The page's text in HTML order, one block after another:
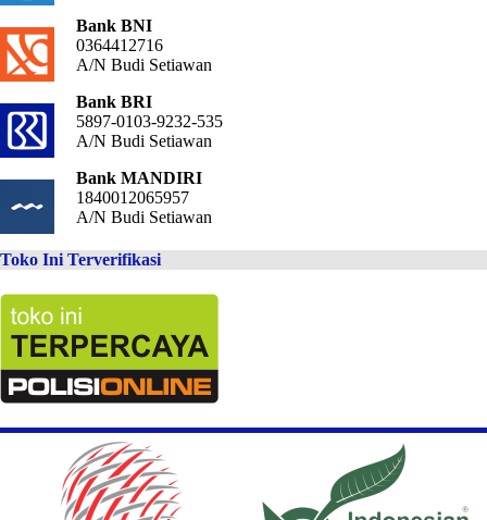
Bank BNI
0364412716
A/N Budi Setiawan
Bank BRI
5897-0103-9232-535
A/N Budi Setiawan
Bank MANDIRI
1840012065957
A/N Budi Setiawan
Toko Ini Terverifikasi